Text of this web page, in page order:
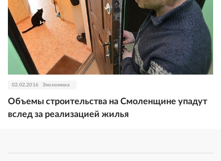
02.02.2016 Экономика
Объемы строительства на Смоленщине упадут
вслед за реализацией жилья